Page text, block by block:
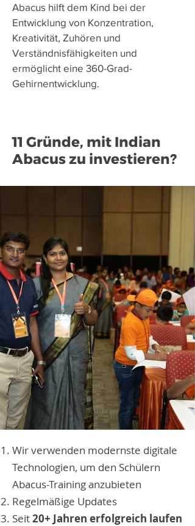
Abacus hilft dem Kind bei der
Entwicklung von Konzentration,
Kreativität, Zuhören und
Verständnisfähigkeiten und
ermöglicht eine 360-Grad-
Gehirnentwicklung.
11 Gründe, mit Indian
Abacus zu investieren?
Wir verwenden modernste digitale
Technologien, um den Schülern
Abacus-Training anzubieten
Regelmäßige Updates
Seit20+ Jahren erfolgreich laufen